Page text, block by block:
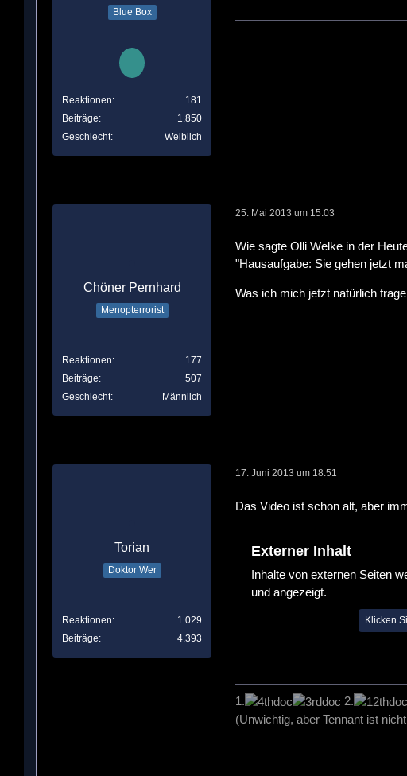
Blue Box
Reaktionen
181
Beiträge
1.850
Geschlecht
Weiblich
Chöner Pernhard
Menopterrorist
Reaktionen
177
Beiträge
507
Geschlecht
Männlich
25. Mai 2013 um 15:03
Wie sagte Olli Welke in der
"Hausaufgabe: Sie gehen jetzt
Was ich mich jetzt natürlich
Torian
Doktor Wer
Reaktionen
1.029
Beiträge
4.393
17. Juni 2013 um 18:51
Das Video ist schon alt, aber
Externer Inhalt
Inhalte von externen Seiten
und angezeigt.
Klicken
1. 2.
(Unwichtig, aber Tennant ist